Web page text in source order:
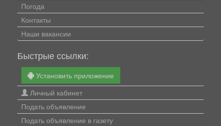
Погода
Контакты
Наши вакансии
Быстрые ссылки:
Установить приложение
Личный кабинет
Подать объявление
Подать объявление в газету